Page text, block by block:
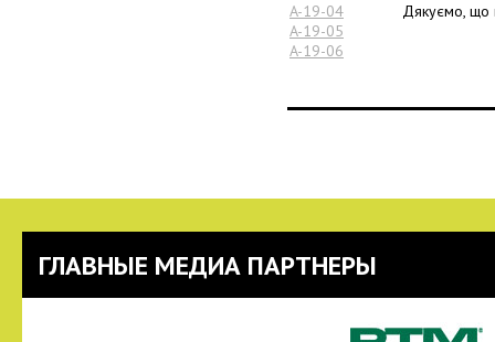
A-19-04
A-19-05
A-19-06
Дякуємо, що
ГЛАВНЫЕ МЕДИА ПАРТНЕРЫ